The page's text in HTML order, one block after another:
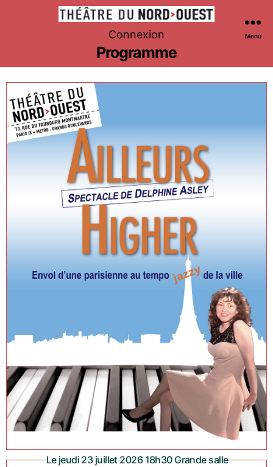
Théâtre
du
Nord-
Ouest
Connexion Menu
Programme
Le jeudi 23 juillet 2026 18h30 Grande salle